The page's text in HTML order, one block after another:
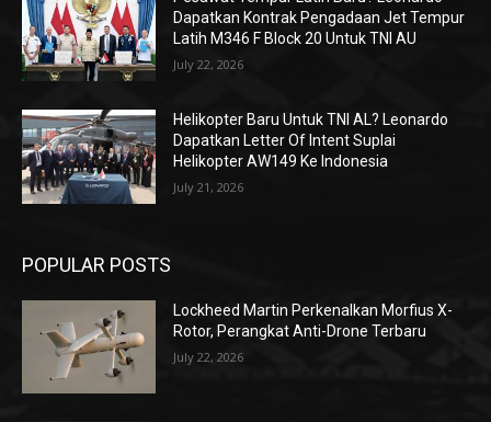
Dapatkan Kontrak Pengadaan Jet Tempur
Latih M346 F Block 20 Untuk TNI AU
July 22, 2026
Helikopter Baru Untuk TNI AL? Leonardo
Dapatkan Letter Of Intent Suplai
Helikopter AW149 Ke Indonesia
July 21, 2026
POPULAR POSTS
Lockheed Martin Perkenalkan Morfius X-
Rotor, Perangkat Anti-Drone Terbaru
July 22, 2026